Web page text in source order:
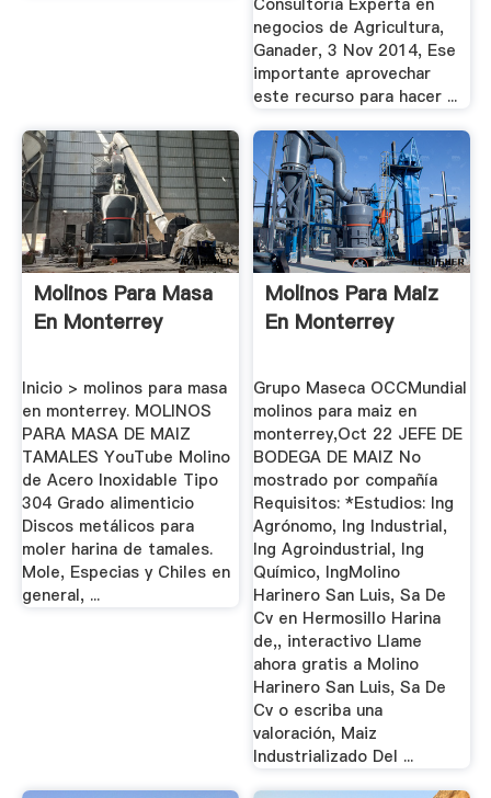
Consultoria Experta en
negocios de Agricultura,
Ganader, 3 Nov 2014, Ese
importante aprovechar
este recurso para hacer ...
Molinos Para Masa
En Monterrey
Inicio > molinos para masa
en monterrey. MOLINOS
PARA MASA DE MAIZ
TAMALES YouTube Molino
de Acero Inoxidable Tipo
304 Grado alimenticio
Discos metálicos para
moler harina de tamales.
Mole, Especias y Chiles en
general, ...
Molinos Para Maiz
En Monterrey
Grupo Maseca OCCMundial
molinos para maiz en
monterrey,Oct 22 JEFE DE
BODEGA DE MAIZ No
mostrado por compañía
Requisitos: *Estudios: Ing
Agrónomo, Ing Industrial,
Ing Agroindustrial, Ing
Químico, IngMolino
Harinero San Luis, Sa De
Cv en Hermosillo Harina
de,, interactivo Llame
ahora gratis a Molino
Harinero San Luis, Sa De
Cv o escriba una
valoración, Maiz
Industrializado Del ...